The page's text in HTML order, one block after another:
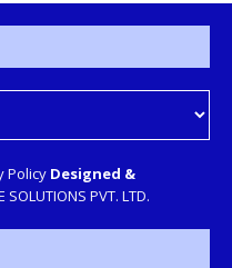
Policy Designed &
SOLUTIONS PVT. LTD.